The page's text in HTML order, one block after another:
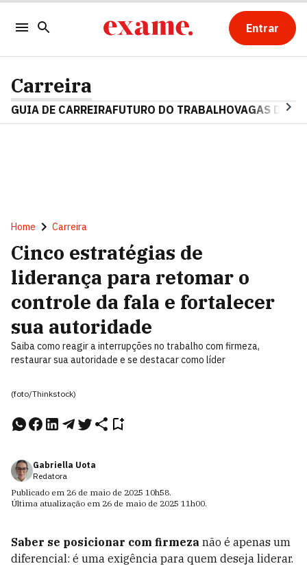
Entrar
Carreira
GUIA DE CARREIRAFUTURO DO TRABALHOVAGAS DE
Home Carreira
Cinco estratégias de
liderança para retomar o
controle da fala e fortalecer
sua autoridade
Saiba como reagir a interrupções no trabalho com firmeza,
restaurar sua autoridade e se destacar como líder
(foto/Thinkstock)
Gabriella Uota
Redatora
Publicado em 26 de maio de 2025 10h58.
Última atualização em 26 de maio de 2025 11h00.
Saber se posicionar com firmeza não é apenas um
diferencial: é uma exigência para quem deseja liderar.